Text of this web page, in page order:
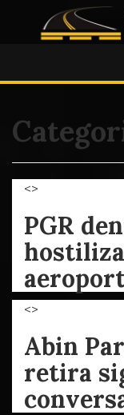
<>
PGR
<>
Abin
retira